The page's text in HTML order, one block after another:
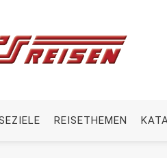
REISETHEMEN